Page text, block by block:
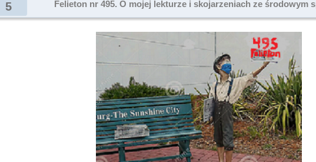
5 Felieton nr 495. O mojej lekturze i skojarzeniach ze środowym